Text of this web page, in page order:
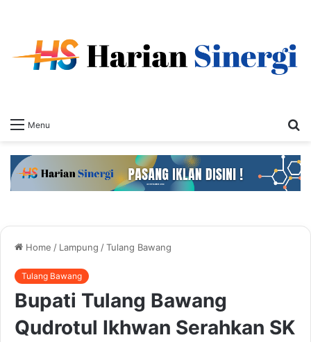
Menu
Home / Lampung /Tulang Bawang
Tulang Bawang
Bupati Tulang Bawang
Qudrotul Ikhwan Serahkan SK